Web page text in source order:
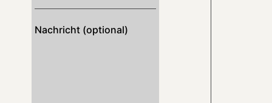
Nachricht (optional)